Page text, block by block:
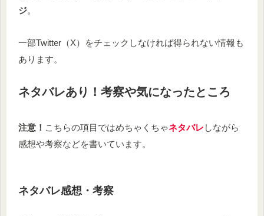
ジ。
一部Twitter（X）をチェックしなければ得られない情報も
あります。
ネタバレあり！考察や気になったところ
注意！ こちらの項目ではめちゃくちゃネタバレ しながら
感想や考察などを書いています。
ネタバレ感想・考察